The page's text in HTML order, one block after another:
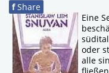
f Share
Eine
oder
alle